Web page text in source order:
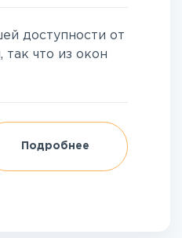
доступности от
что из окон
Подробнее